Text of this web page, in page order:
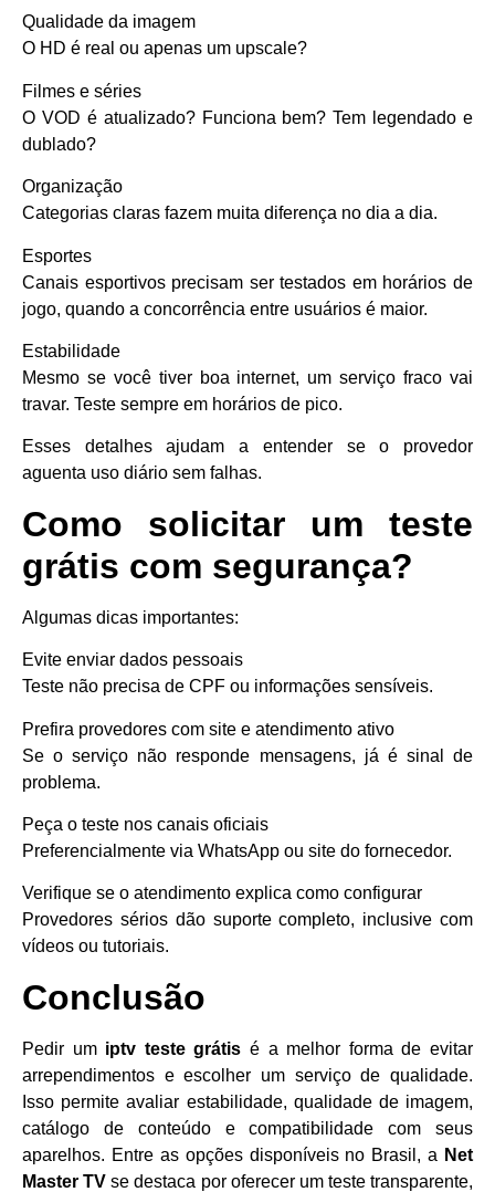
Qualidade da imagem
O HD é real ou apenas um upscale?
Filmes e séries
O VOD é atualizado? Funciona bem? Tem legendado e
dublado?
Organização
Categorias claras fazem muita diferença no dia a dia.
Esportes
Canais esportivos precisam ser testados em horários de
jogo, quando a concorrência entre usuários é maior.
Estabilidade
Mesmo se você tiver boa internet, um serviço fraco vai
travar. Teste sempre em horários de pico.
Esses detalhes ajudam a entender se o provedor
aguenta uso diário sem falhas.
Como solicitar um teste
grátis com segurança?
Algumas dicas importantes:
Evite enviar dados pessoais
Teste não precisa de CPF ou informações sensíveis.
Prefira provedores com site e atendimento ativo
Se o serviço não responde mensagens, já é sinal de
problema.
Peça o teste nos canais oficiais
Preferencialmente via WhatsApp ou site do fornecedor.
Verifique se o atendimento explica como configurar
Provedores sérios dão suporte completo, inclusive com
vídeos ou tutoriais.
Conclusão
Pedir um iptv teste grátis é a melhor forma de evitar
arrependimentos e escolher um serviço de qualidade.
Isso permite avaliar estabilidade, qualidade de imagem,
catálogo de conteúdo e compatibilidade com seus
aparelhos. Entre as opções disponíveis no Brasil, a Net
Master TV se destaca por oferecer um teste transparente,